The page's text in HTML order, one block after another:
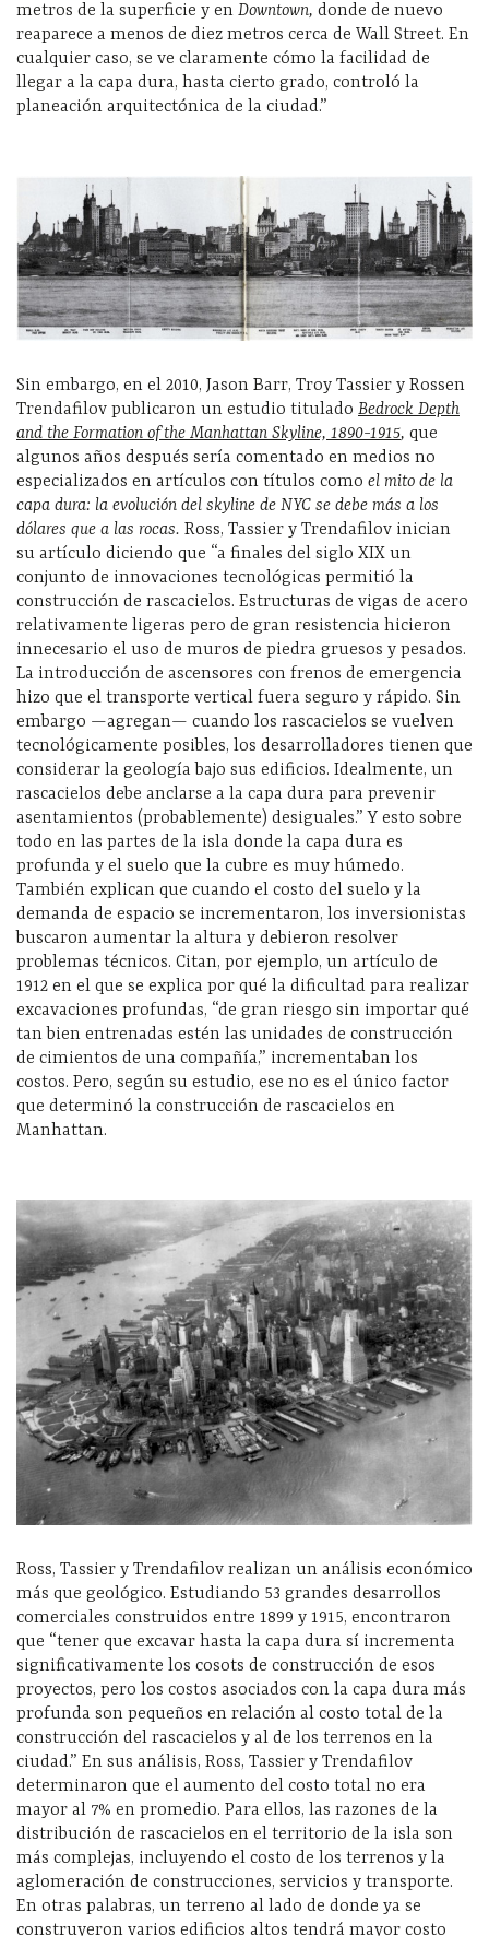
metros de la superficie y en Downtown, donde de nuevo
reaparece a menos de diez metros cerca de Wall Street. En
cualquier caso, se ve claramente cómo la facilidad de
llegar a la capa dura, hasta cierto grado, controló la
planeación arquitectónica de la ciudad.”
Sin embargo, en el 2010, Jason Barr, Troy Tassier y Rossen
Trendafilov publicaron un estudio titulado Bedrock Depth
and the Formation of the Manhattan Skyline, 1890-1915, que
algunos años después sería comentado en medios no
especializados en artículos con títulos como el mito de la
capa dura: la evolución del skyline de NYC se debe más a los
dólares que a las rocas. Ross, Tassier y Trendafilov inician
su artículo diciendo que “a finales del siglo XIX un
conjunto de innovaciones tecnológicas permitió la
construcción de rascacielos. Estructuras de vigas de acero
relativamente ligeras pero de gran resistencia hicieron
innecesario el uso de muros de piedra gruesos y pesados.
La introducción de ascensores con frenos de emergencia
hizo que el transporte vertical fuera seguro y rápido. Sin
embargo —agregan— cuando los rascacielos se vuelven
tecnológicamente posibles, los desarrolladores tienen que
considerar la geología bajo sus edificios. Idealmente, un
rascacielos debe anclarse a la capa dura para prevenir
asentamientos (probablemente) desiguales.” Y esto sobre
todo en las partes de la isla donde la capa dura es
profunda y el suelo que la cubre es muy húmedo.
También explican que cuando el costo del suelo y la
demanda de espacio se incrementaron, los inversionistas
buscaron aumentar la altura y debieron resolver
problemas técnicos. Citan, por ejemplo, un artículo de
1912 en el que se explica por qué la dificultad para realizar
excavaciones profundas, “de gran riesgo sin importar qué
tan bien entrenadas estén las unidades de construcción
de cimientos de una compañía,” incrementaban los
costos. Pero, según su estudio, ese no es el único factor
que determinó la construcción de rascacielos en
Manhattan.
Ross, Tassier y Trendafilov realizan un análisis económico
más que geológico. Estudiando 53 grandes desarrollos
comerciales construidos entre 1899 y 1915, encontraron
que “tener que excavar hasta la capa dura sí incrementa
significativamente los cosots de construcción de esos
proyectos, pero los costos asociados con la capa dura más
profunda son pequeños en relación al costo total de la
construcción del rascacielos y al de los terrenos en la
ciudad.” En sus análisis, Ross, Tassier y Trendafilov
determinaron que el aumento del costo total no era
mayor al 7% en promedio. Para ellos, las razones de la
distribución de rascacielos en el territorio de la isla son
más complejas, incluyendo el costo de los terrenos y la
aglomeración de construcciones, servicios y transporte.
En otras palabras, un terreno al lado de donde ya se
construyeron varios edificios altos tendrá mayor costo